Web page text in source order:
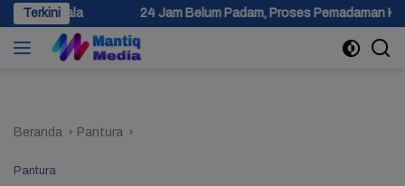
Langsung
ke
konten
Terkini
24 Jam Belum Padam, Proses Pemadaman Kebakaran Gudang
Beranda Pantura
Pantura